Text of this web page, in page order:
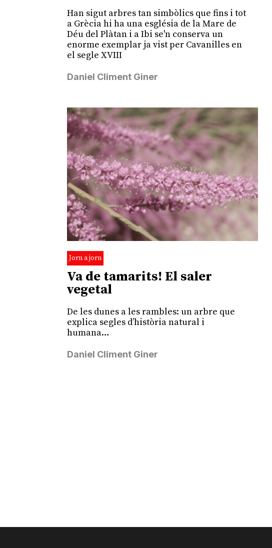
Han sigut arbres tan simbòlics que fins i tot
a Grècia hi ha una església de la Mare de
Déu del Plàtan i a Ibi se'n conserva un
enorme exemplar ja vist per Cavanilles en
el segle XVIII
Daniel Climent Giner
Jorn a jorn
Va de tamarits! El saler
vegetal
De les dunes a les rambles: un arbre que
explica segles d’història natural i
humana…
Daniel Climent Giner